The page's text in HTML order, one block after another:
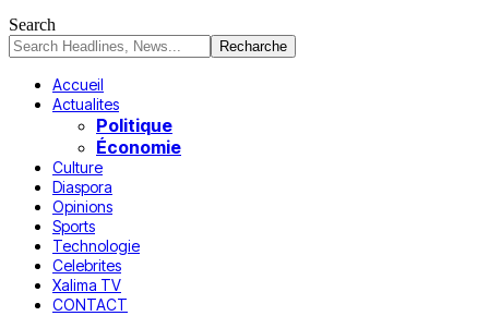
Search
Accueil
Actualites
Politique
Économie
Culture
Diaspora
Opinions
Sports
Technologie
Celebrites
Xalima TV
CONTACT